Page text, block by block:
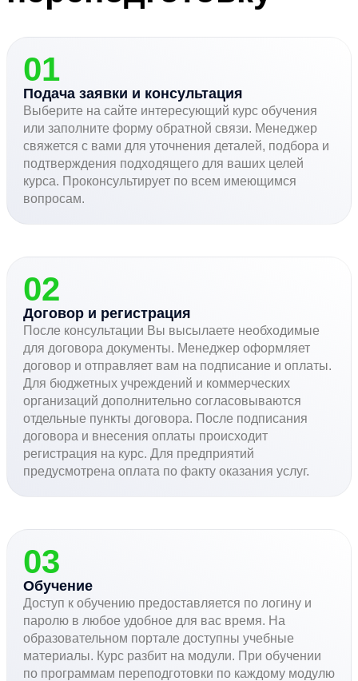
01
Подача заявки и консультация
Выберите на сайте интересующий курс обучения
или заполните форму обратной связи. Менеджер
свяжется с вами для уточнения деталей, подбора и
подтверждения подходящего для ваших целей
курса. Проконсультирует по всем имеющимся
вопросам.
02
Договор и регистрация
После консультации Вы высылаете необходимые
для договора документы. Менеджер оформляет
договор и отправляет вам на подписание и оплаты.
Для бюджетных учреждений и коммерческих
организаций дополнительно согласовываются
отдельные пункты договора. После подписания
договора и внесения оплаты происходит
регистрация на курс. Для предприятий
предусмотрена оплата по факту оказания услуг.
03
Обучение
Доступ к обучению предоставляется по логину и
паролю в любое удобное для вас время. На
образовательном портале доступны учебные
материалы. Курс разбит на модули. При обучении
по программам переподготовки по каждому модулю